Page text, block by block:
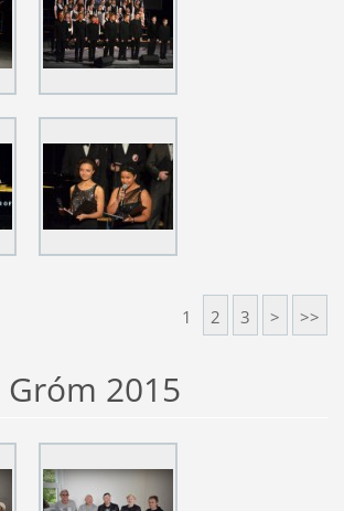
1 2 3 > >>
2015